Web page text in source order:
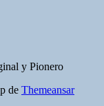
y Pionero
de Themeansar